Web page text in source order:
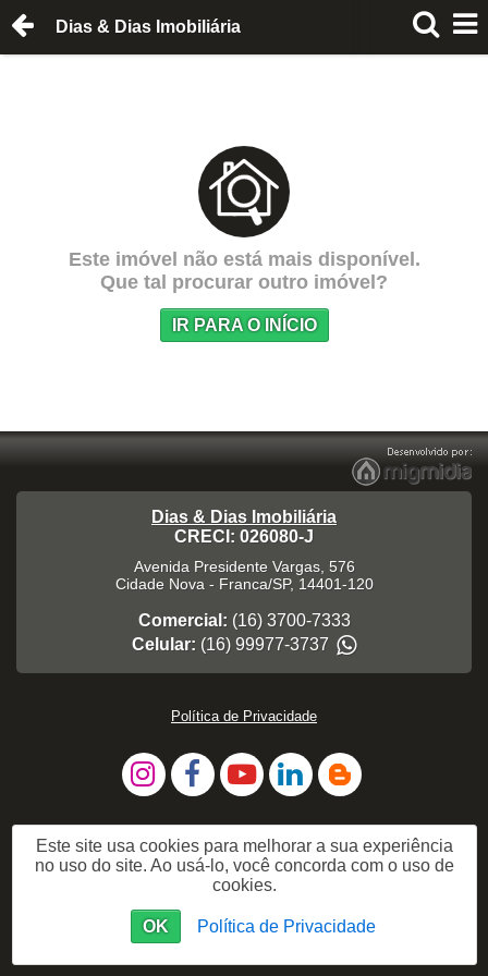
Dias & Dias Imobiliária
Este imóvel não está mais disponível.
Que tal procurar outro imóvel?
IR PARA O INÍCIO
Dias & Dias Imobiliária
CRECI: 026080-J
Avenida Presidente Vargas, 576
Cidade Nova - Franca/SP, 14401-120
Comercial: (16) 3700-7333
Celular: (16) 99977-3737
Política de Privacidade
Este site usa cookies para melhorar a sua experiência
no uso do site. Ao usá-lo, você concorda com o uso de
cookies.
OK Política de Privacidade